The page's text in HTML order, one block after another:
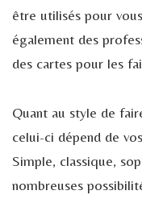
être utilisés pour
également des
des cartes pour les
Quant au style de
celui-ci dépend de
Simple, classique,
nombreuses